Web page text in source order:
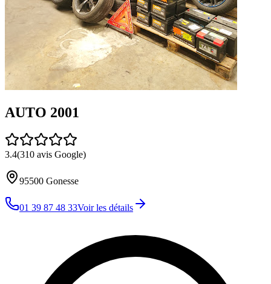
AUTO 2001
3.4(310 avis Google)
95500 Gonesse
01 39 87 48 33Voir les détails